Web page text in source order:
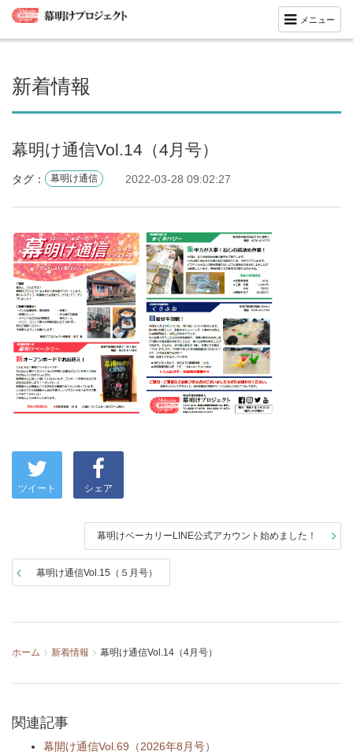
メニュー
新着情報
幕明け通信Vol.14（4月号）
タグ： 幕明け通信 2022-03-28 09:02:27
ツイート シェア
幕明けベーカリーLINE公式アカウント始めました！
幕明け通信Vol.15（５月号）
ホーム 新着情報 幕明け通信Vol.14（4月号）
関連記事
幕開け通信Vol.69（2026年8月号）